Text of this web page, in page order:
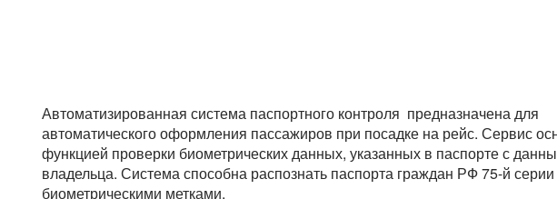
Автоматизированная система паспортного контроля предназначена для
автоматического оформления пассажиров при посадке на рейс. Сервис
функцией проверки биометрических данных, указанных в паспорте с
владельца. Система способна распознать паспорта граждан РФ 75-й
биометрическими метками.